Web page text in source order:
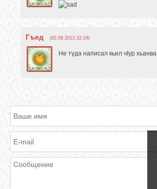
Гъед (02.08.2013 22:24)
Не туда написал кьил чIур хьанва